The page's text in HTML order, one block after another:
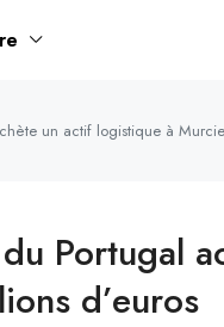
un actif logistique à
Portugal
d’euros